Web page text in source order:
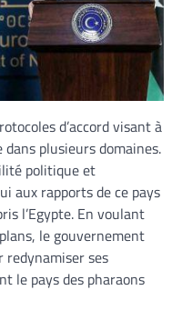
d’accord visant à
plusieurs domaines.
politique et
aux rapports de ce pays
l’Egypte. En voulant
le gouvernement
redynamiser ses
le pays des pharaons